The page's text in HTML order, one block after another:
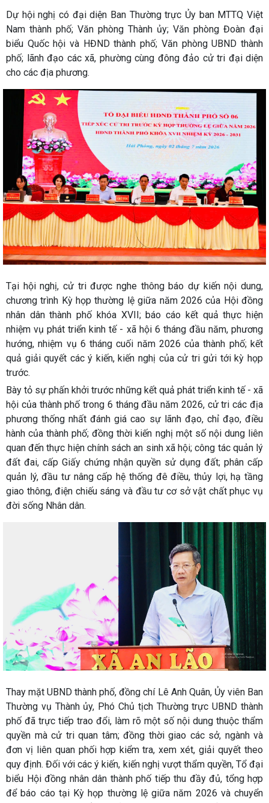
Dự hội nghị có đại diện Ban Thường trực Ủy ban MTTQ Việt
Nam thành phố; Văn phòng Thành ủy; Văn phòng Đoàn đại
biểu Quốc hội và HĐND thành phố; Văn phòng UBND thành
phố; lãnh đạo các xã, phường cùng đông đảo cử tri đại diện
cho các địa phương.
Tại hội nghị, cử tri được nghe thông báo dự kiến nội dung,
chương trình Kỳ họp thường lệ giữa năm 2026 của Hội đồng
nhân dân thành phố khóa XVII; báo cáo kết quả thực hiện
nhiệm vụ phát triển kinh tế - xã hội 6 tháng đầu năm, phương
hướng, nhiệm vụ 6 tháng cuối năm 2026 của thành phố; kết
quả giải quyết các ý kiến, kiến nghị của cử tri gửi tới kỳ họp
trước.
Bày tỏ sự phấn khởi trước những kết quả phát triển kinh tế - xã
hội của thành phố trong 6 tháng đầu năm 2026, cử tri các địa
phương thống nhất đánh giá cao sự lãnh đạo, chỉ đạo, điều
hành của thành phố; đồng thời kiến nghị một số nội dung liên
quan đến thực hiện chính sách an sinh xã hội; công tác quản lý
đất đai, cấp Giấy chứng nhận quyền sử dụng đất; phân cấp
quản lý, đầu tư nâng cấp hệ thống đê điều, thủy lợi, hạ tầng
giao thông, điện chiếu sáng và đầu tư cơ sở vật chất phục vụ
đời sống Nhân dân.
Thay mặt UBND thành phố, đồng chí Lê Anh Quân, Ủy viên Ban
Thường vụ Thành ủy, Phó Chủ tịch Thường trực UBND thành
phố đã trực tiếp trao đổi, làm rõ một số nội dung thuộc thẩm
quyền mà cử tri quan tâm; đồng thời giao các sở, ngành và
đơn vị liên quan phối hợp kiểm tra, xem xét, giải quyết theo
quy định. Đối với các ý kiến, kiến nghị vượt thẩm quyền, Tổ đại
biểu Hội đồng nhân dân thành phố tiếp thu đầy đủ, tổng hợp
để báo cáo tại Kỳ họp thường lệ giữa năm 2026 và chuyển